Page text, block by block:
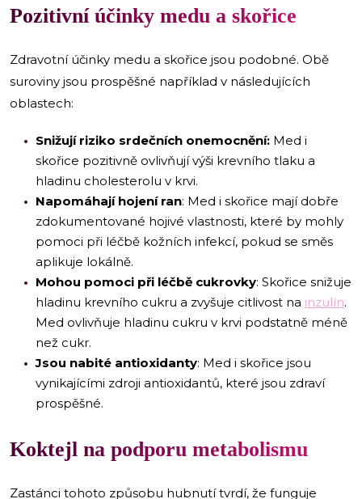
Pozitivní účinky medu a skořice
Zdravotní účinky medu a skořice jsou podobné. Obě
suroviny jsou prospěšné například v následujících
oblastech:
Snižují riziko srdečních onemocnění: Med i
skořice pozitivně ovlivňují výši krevního tlaku a
hladinu cholesterolu v krvi.
Napomáhají hojení ran: Med i skořice mají dobře
zdokumentované hojivé vlastnosti, které by mohly
pomoci při léčbě kožních infekcí, pokud se směs
aplikuje lokálně.
Mohou pomoci při léčbě cukrovky: Skořice snižuje
hladinu krevního cukru a zvyšuje citlivost na inzulín.
Med ovlivňuje hladinu cukru v krvi podstatně méně
než cukr.
Jsou nabité antioxidanty: Med i skořice jsou
vynikajícími zdroji antioxidantů, které jsou zdraví
prospěšné.
Koktejl na podporu metabolismu
Zastánci tohoto způsobu hubnutí tvrdí, že funguje